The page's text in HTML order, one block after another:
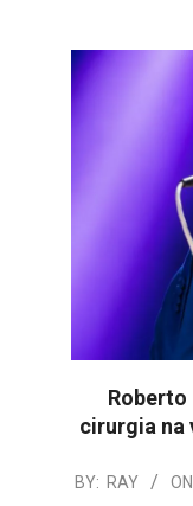
Roberto
cirurgia na
2026-
BY: RAY